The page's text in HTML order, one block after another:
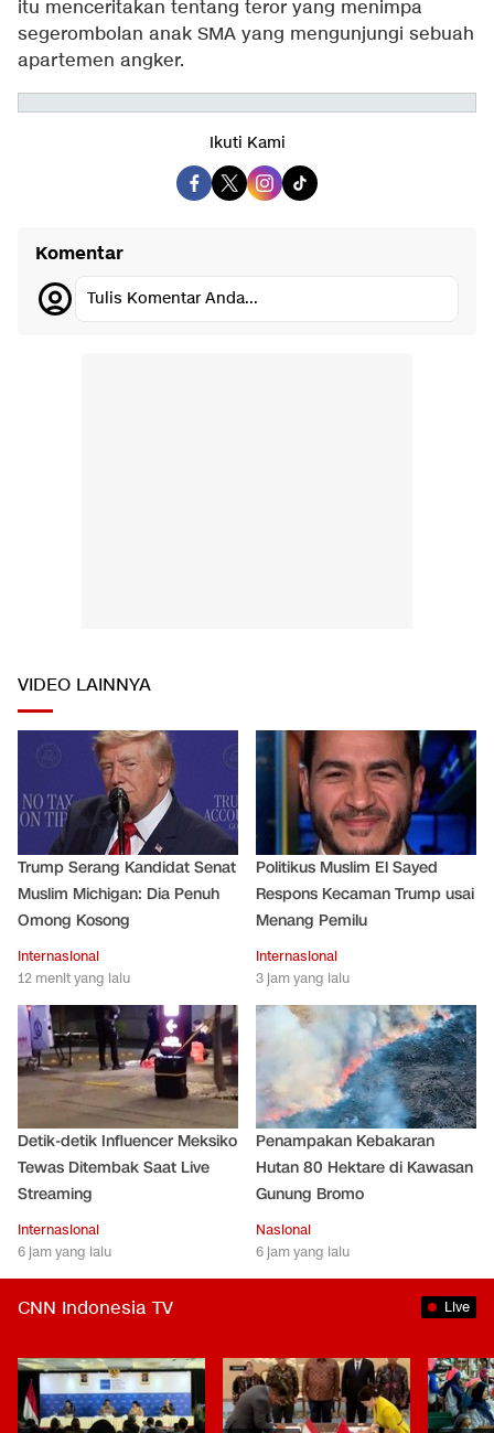
itu menceritakan tentang teror yang menimpa
segerombolan anak SMA yang mengunjungi sebuah
apartemen angker.
Ikuti Kami
Komentar
Tulis Komentar Anda...
VIDEO LAINNYA
Trump Serang Kandidat Senat
Muslim Michigan: Dia Penuh
Omong Kosong
Internasional
12 menit yang lalu
Politikus Muslim El Sayed
Respons Kecaman Trump usai
Menang Pemilu
Internasional
3 jam yang lalu
Detik-detik Influencer Meksiko
Tewas Ditembak Saat Live
Streaming
Internasional
6 jam yang lalu
Penampakan Kebakaran
Hutan 80 Hektare di Kawasan
Gunung Bromo
Nasional
6 jam yang lalu
CNN Indonesia TV Live